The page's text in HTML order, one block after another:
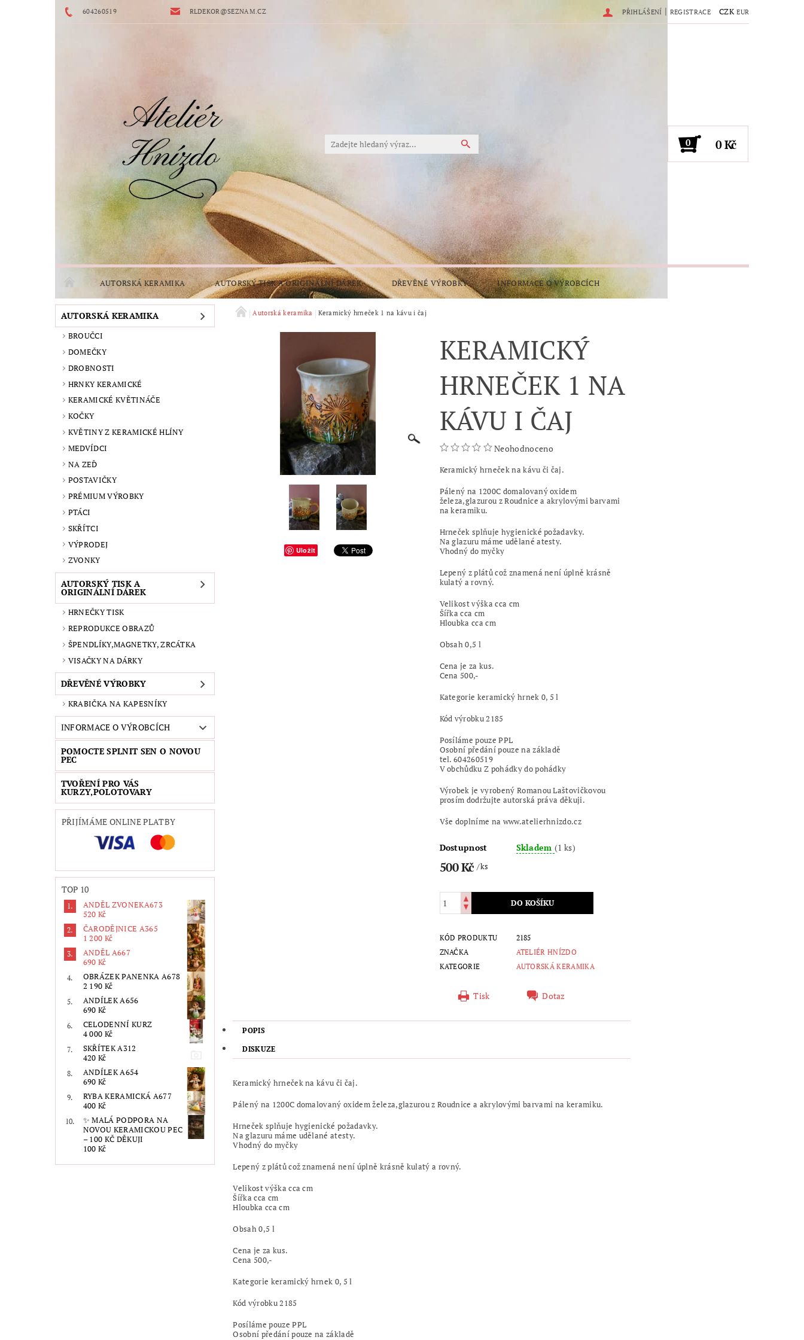
604260519 RLDEKOR@SEZNAM.CZ CZK EUR
PŘIHLÁŠENÍ | REGISTRACE
0 0 Kč
AUTORSKÁ KERAMIKA AUTORSKÝ TISK A ORIGINÁLNÍ DÁREK DŘEVĚNÉ VÝROBKY INFORMACE O VÝROBCÍCH
POMOCTE SPLNIT SEN O NOVOU PEC TVOŘENÍ PRO VÁS KURZY,POLOTOVARY OBCHODNÍ PODMÍNKY
OCHRANA OSOBNÍCH ÚDAJŮ
AUTORSKÁ KERAMIKA
BROUČCI
DOMEČKY
DROBNOSTI
HRNKY KERAMICKÉ
KERAMICKÉ KVĚTINÁČE
KOČKY
KVĚTINY Z KERAMICKÉ HLÍNY
MEDVÍDCI
NA ZEĎ
POSTAVIČKY
PRÉMIUM VÝROBKY
PTÁCI
SKŘÍTCI
VÝPRODEJ
ZVONKY
AUTORSKÝ TISK A
ORIGINÁLNÍ DÁREK
HRNEČKY TISK
REPRODUKCE OBRAZŮ
ŠPENDLÍKY,MAGNETKY, ZRCÁTKA
VISAČKY NA DÁRKY
DŘEVĚNÉ VÝROBKY
KRABIČKA NA KAPESNÍKY
INFORMACE O VÝROBCÍCH
POMOCTE SPLNIT SEN O NOVOU
PEC
TVOŘENÍ PRO VÁS
KURZY,POLOTOVARY
PŘIJÍMÁME ONLINE PLATBY
TOP 10
ANDĚL ZVONEKA673
520 Kč
ČARODĚJNICE A365
1 200 Kč
ANDĚL A667
690 Kč
OBRÁZEK PANENKA A678
2 190 Kč
ANDÍLEK A656
690 Kč
CELODENNÍ KURZ
4 000 Kč
SKŘÍTEK A312
420 Kč
ANDÍLEK A654
690 Kč
RYBA KERAMICKÁ A677
400 Kč
✨ MALÁ PODPORA NA
NOVOU KERAMICKOU PEC
– 100 KČ DĚKUJI
100 Kč
Autorská keramika Keramický hrneček 1 na kávu i čaj
Uložit
KERAMICKÝ
HRNEČEK 1 NA
KÁVU I ČAJ
Neohodnoceno
Keramický hrneček na kávu či čaj.
Pálený na 1200C domalovaný oxidem
železa,glazurou z Roudnice a akrylovými barvami
na keramiku.
Hrneček splňuje hygienické požadavky.
Na glazuru máme udělané atesty.
Vhodný do myčky
Lepený z plátů což znamená není úplně krásně
kulatý a rovný.
Velikost výška cca cm
Šířka cca cm
Hloubka cca cm
Obsah 0,5 l
Cena je za kus.
Cena 500,-
Kategorie keramický hrnek 0, 5 l
Kód výrobku 2185
Posíláme pouze PPL
Osobní předání pouze na základě
tel. 604260519
V obchůdku Z pohádky do pohádky
Výrobek je vyrobený Romanou Laštovičkovou
prosím dodržujte autorská práva děkuji.
Vše doplníme na www.atelierhnizdo.cz
Dostupnost Skladem(1 ks)
500 Kč/ ks
KÓD PRODUKTU
2185
ZNAČKA
ATELIÉR HNÍZDO
KATEGORIE
AUTORSKÁ KERAMIKA
Tisk Dotaz
POPIS
DISKUZE
Keramický hrneček na kávu či čaj.
Pálený na 1200C domalovaný oxidem železa,glazurou z Roudnice a akrylovými barvami na keramiku.
Hrneček splňuje hygienické požadavky.
Na glazuru máme udělané atesty.
Vhodný do myčky
Lepený z plátů což znamená není úplně krásně kulatý a rovný.
Velikost výška cca cm
Šířka cca cm
Hloubka cca cm
Obsah 0,5 l
Cena je za kus.
Cena 500,-
Kategorie keramický hrnek 0, 5 l
Kód výrobku 2185
Posíláme pouze PPL
Osobní předání pouze na základě